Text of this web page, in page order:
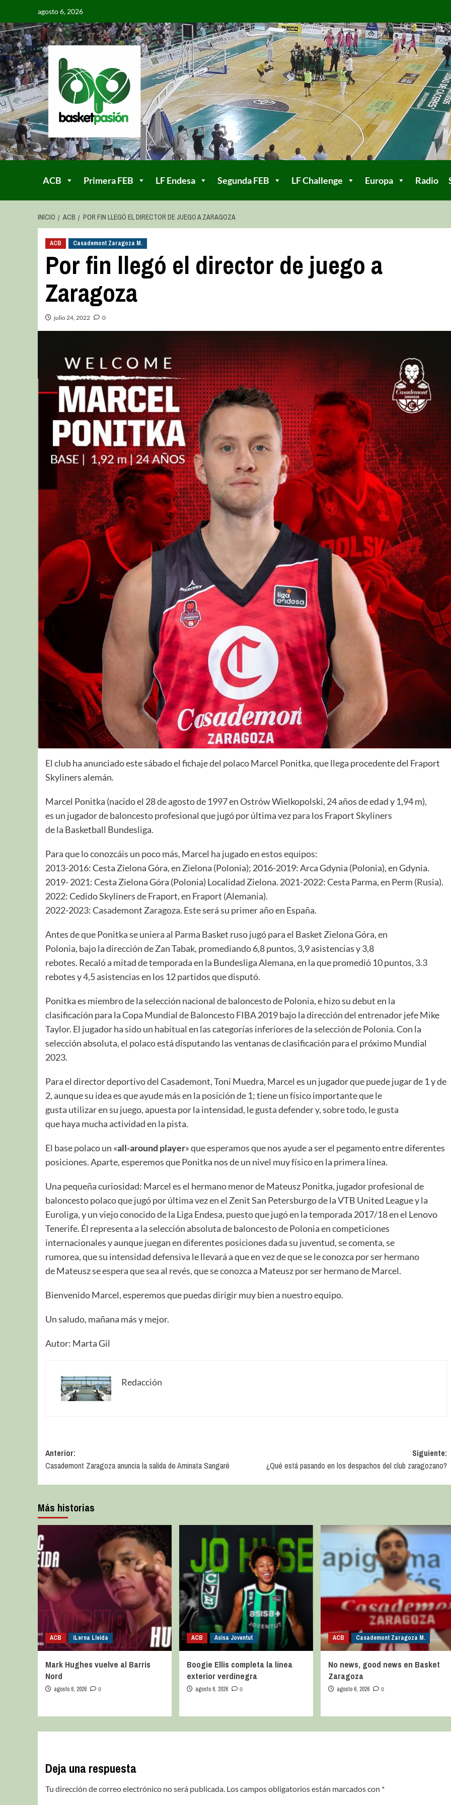
agosto 6, 2026
ACB Primera FEB LF Endesa Segunda FEB LF Challenge Europa Radio
INICIO ACB POR FIN LLEGÓ EL DIRECTOR DE JUEGO A ZARAGOZA
ACB Casademont Zaragoza M.
Por fin llegó el director de juego a
Zaragoza
julio 24, 2022 0
El club ha anunciado este sábado el fichaje del polaco Marcel Ponitka, que llega procedente del Fraport
Skyliners alemán.
Marcel Ponitka (nacido el 28 de agosto de 1997 en Ostrów Wielkopolski, 24 años de edad y 1,94 m),
es un jugador de baloncesto profesional que jugó por última vez para los Fraport Skyliners
de la Basketball Bundesliga.
Para que lo conozcáis un poco más, Marcel ha jugado en estos equipos:
2013-2016: Cesta Zielona Góra, en Zielona (Polonia); 2016-2019: Arca Gdynia (Polonia), en Gdynia.
2019- 2021: Cesta Zielona Góra (Polonia) Localidad Zielona. 2021-2022: Cesta Parma, en Perm (Rusia).
2022: Cedido Skyliners de Fraport, en Fraport (Alemania).
2022-2023: Casademont Zaragoza. Este será su primer año en España.
Antes de que Ponitka se uniera al Parma Basket ruso jugó para el Basket Zielona Góra, en
Polonia, bajo la dirección de Zan Tabak, promediando 6,8 puntos, 3,9 asistencias y 3,8
rebotes. Recaló a mitad de temporada en la Bundesliga Alemana, en la que promedió 10 puntos, 3.3
rebotes y 4,5 asistencias en los 12 partidos que disputó.
Ponitka es miembro de la selección nacional de baloncesto de Polonia, e hizo su debut en la
clasificación para la Copa Mundial de Baloncesto FIBA 2019 bajo la dirección del entrenador jefe Mike
Taylor. El jugador ha sido un habitual en las categorías inferiores de la selección de Polonia. Con la
selección absoluta, el polaco está disputando las ventanas de clasificación para el próximo Mundial
2023.
Para el director deportivo del Casademont, Toni Muedra, Marcel es un jugador que puede jugar de 1 y de
2, aunque su idea es que ayude más en la posición de 1; tiene un físico importante que le
gusta utilizar en su juego, apuesta por la intensidad, le gusta defender y, sobre todo, le gusta
que haya mucha actividad en la pista.
El base polaco un «all-around player» que esperamos que nos ayude a ser el pegamento entre diferentes
posiciones. Aparte, esperemos que Ponitka nos de un nivel muy físico en la primera línea.
Una pequeña curiosidad: Marcel es el hermano menor de Mateusz Ponitka, jugador profesional de
baloncesto polaco que jugó por última vez en el Zenit San Petersburgo de la VTB United League y la
Euroliga, y un viejo conocido de la Liga Endesa, puesto que jugó en la temporada 2017/18 en el Lenovo
Tenerife. Él representa a la selección absoluta de baloncesto de Polonia en competiciones
internacionales y aunque juegan en diferentes posiciones dada su juventud, se comenta, se
rumorea, que su intensidad defensiva le llevará a que en vez de que se le conozca por ser hermano
de Mateusz se espera que sea al revés, que se conozca a Mateusz por ser hermano de Marcel.
Bienvenido Marcel, esperemos que puedas dirigir muy bien a nuestro equipo.
Un saludo, mañana más y mejor.
Autor: Marta Gil
Redacción
Anterior:
Casademont Zaragoza anuncia la salida de Aminata Sangaré
Siguiente:
¿Qué está pasando en los despachos del club zaragozano?
Más historias
ACB iLerna Lleida
Mark Hughes vuelve al Barris
Nord
agosto 6, 2026 0
ACB Asisa Joventut
Boogie Ellis completa la línea
exterior verdinegra
agosto 6, 2026 0
ACB Casademont Zaragoza M.
No news, good news en Basket
Zaragoza
agosto 6, 2026 0
Deja una respuesta
Tu dirección de correo electrónico no será publicada. Los campos obligatorios están marcados con *
La entrevista bTactic
La entrevista bTactic
mayo 7, 2026
0
Nos hacemos mayores. Vamos creciendo. Tanto así
que el próximo 20 de mayo celebramos nuestro
cuarto cumpleaños. Y todo crecimiento conlleva
sus cambios. Cambio que...
Leer más